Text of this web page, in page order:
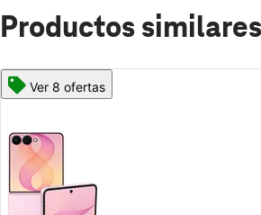
Productos similares
Ver 8 ofertas